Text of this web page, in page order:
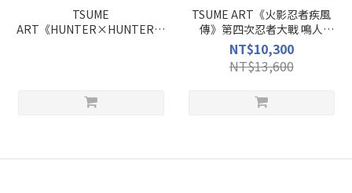
TSUME
ART《HUNTER×HUNTER》
TSUME ART《火影忍者疾風
傳》第四次忍者大戰 鳴人
IKIGAI
NT$10,300
NT$13,600